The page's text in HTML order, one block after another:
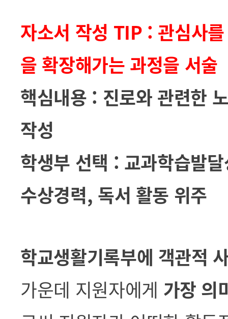
자소서 작성 TIP : 관심사
을 확장해가는 과정을 서술
핵심내용 : 진로와 관련한
작성
학생부 선택 : 교과학습발
수상경력, 독서 활동 위주
학교생활기록부에 객관적
가운데 지원자에게 가장 의